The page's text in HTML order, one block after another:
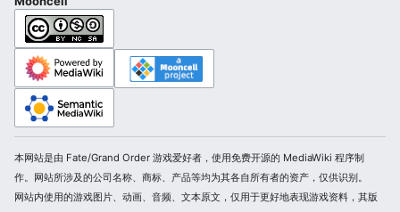
本网站是由 Fate/Grand Order 游戏爱好者，使用免费开源的 MediaWiki 程序制
作。网站所涉及的公司名称、商标、产品等均为其各自所有者的资产，仅供识别。
网站内使用的游戏图片、动画、音频、文本原文，仅用于更好地表现游戏资料，其版